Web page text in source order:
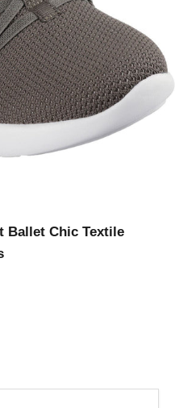
zu Element 1
zu Element 2
Ballet Chic Textile